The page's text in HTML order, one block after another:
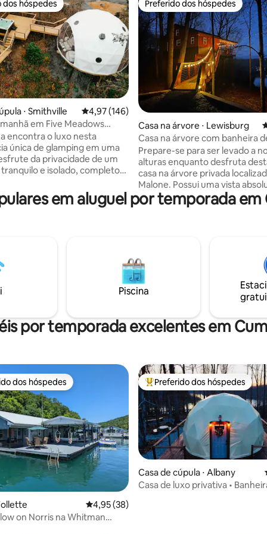
de 5, 155 avaliações
dos hóspedes
dos hóspedes
⋅ Smithville 4,97 de uma avaliação média de 5, 146
4,97 (146)
em Five Meadows
encontra o luxo nesta
única de glamping em uma
da privacidade de um
e isolado, completo
Aquecimento e ar
banheiro completo,
as Terras Altas! Mesmas
mesma propriedade!
Preferido dos hóspedes
Preferido dos hóspedes
Casa na árvore ⋅ Lewisburg
Casa na árvore com banheira
hidromassagem (Lago Malone)
Prepare-se para ser levado a
alturas enquanto desfruta
casa na árvore privada
Malone. Possui uma vista
deslumbrante do lago através
porta de vidro 8x14 que se
banheira de hidromassagem,
grande, cozinha completa,
hidromassagem, chuveiro com
chuva, bela marcenaria, dois
cortesia e muitas outras
inesquecível.
em aluguel por temporada em
Piscina
por temporada excelentes em
de 5, 16 avaliações
preferidos dos hóspedes
dos hóspedes
4,95 de uma avaliação média de 5, 38
4,95 (38)
on Norris na Whitman
Entre os melhores preferidos
Preferido dos hóspedes
Casa de cúpula ⋅ Albany
Casa de luxo privativa •